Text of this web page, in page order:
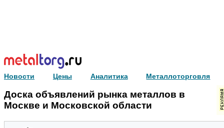
Новости Цены Аналитика Металлоторговля
Доска объявлений рынка металлов в
Москве и Московской области